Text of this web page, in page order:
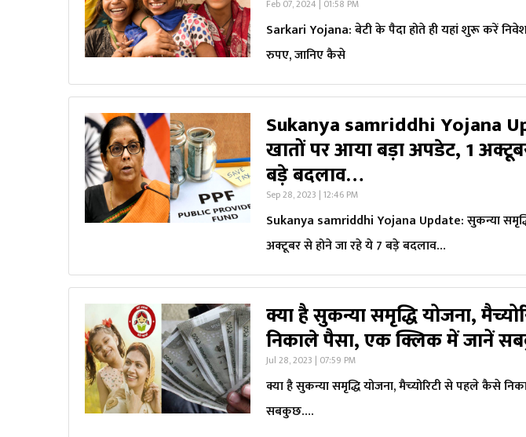
Feb 07, 2024 | 01:58 PM
Sarkari Yojana: बेटी के पैदा होते ही यहां शुरू करें
रुपए, जानिए कैसे
Sukanya samriddhi Yojana
खातों पर आया बड़ा अपडेट, 1
बड़े बदलाव…
Sep 28, 2023 | 12:46 PM
Sukanya samriddhi Yojana Update: सुकन्या
अक्टूबर से होने जा रहे ये 7 बड़े बदलाव…
क्या है सुकन्या समृद्धि योजना,
निकाले पैसा, एक क्लिक में जानें
Jul 28, 2023 | 07:59 PM
क्या है सुकन्या समृद्धि योजना, मैच्‍योरिटी से पहले कैसे
सबकुछ….